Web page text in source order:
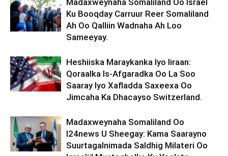
Madaxweynaha Somaliland Oo Israel
Ku Booqday Carruur Reer Somaliland
Ah Oo Qalliin Wadnaha Ah Loo
Sameeyay.
Heshiiska Maraykanka Iyo Iiraan:
Qoraalka Is-Afgaradka Oo La Soo
Saaray Iyo Xafladda Saxeexa Oo
Jimcaha Ka Dhacayso Switzerland.
Madaxweynaha Somaliland Oo
I24news U Sheegay: Kama Saarayno
Suurtagalnimada Saldhig Milateri Oo